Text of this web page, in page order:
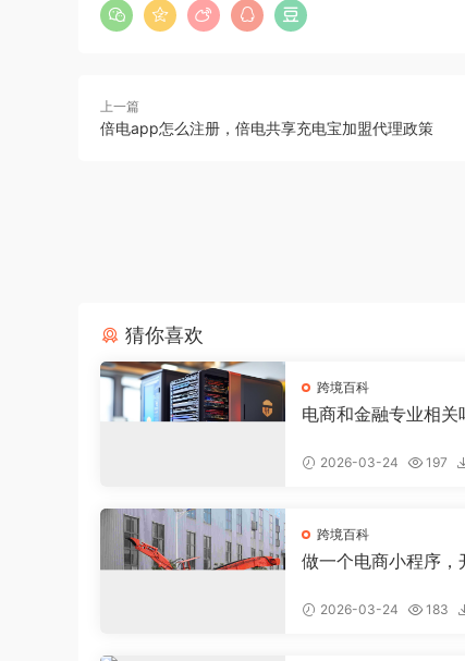
上一篇
倍电app怎么注册，倍电共享充电宝加盟代理政策
猜你喜欢
跨境百科
电商和金融专业相关
2026-03-24 197
跨境百科
做一个电商小程序，
2026-03-24 183